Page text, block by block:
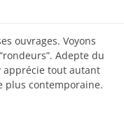
ouvrages. Voyons
Adepte du
apprécie tout autant
plus contemporaine.